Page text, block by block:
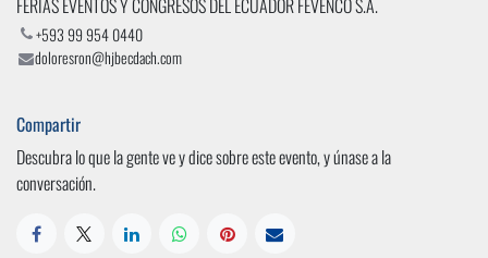
FERIAS EVENTOS Y CONGRESOS DEL ECUADOR FEVENCO S.A.
+593 99 954 0440
doloresron@hjbecdach.com
Compartir
Descubra lo que la gente ve y dice sobre este evento, y únase a la
conversación.